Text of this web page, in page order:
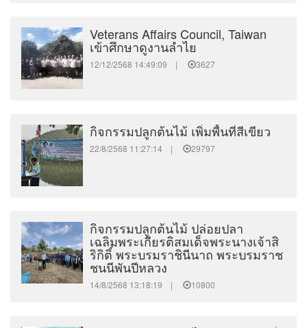
Veterans Affairs Council, Taiwan
เข้าศึกษาดูงานลำไย
12/12/2568 14:49:09 | 3627
กิจกรรมปลูกต้นไม้ เพิ่มพื้นที่สีเขียว
22/8/2568 11:27:14 | 29797
กิจกรรมปลูกต้นไม้ ปล่อยปลา
เฉลิมพระเกียรติสมเด็จพระนางเจ้าสิ
ริกิติ์ พระบรมราชินีนาถ พระบรมราช
ชนนีพันปีหลวง
14/8/2568 13:18:19 | 10800